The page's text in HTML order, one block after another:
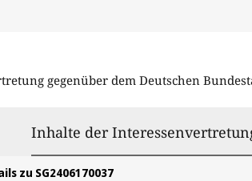
gegenüber dem Deutschen
Inhalte der
zu SG2406170037